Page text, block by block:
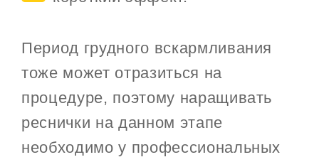
Период грудного вскармливания
тоже может отразиться на
процедуре, поэтому наращивать
реснички на данном этапе
необходимо у профессиональных